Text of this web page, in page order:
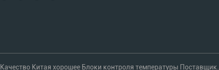
Качество Китая хорошее Блоки контроля температуры Поставщик.